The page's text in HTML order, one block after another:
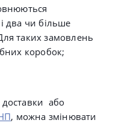
два чи більше
таких замовлень
коробок;
або
, можна змінювати